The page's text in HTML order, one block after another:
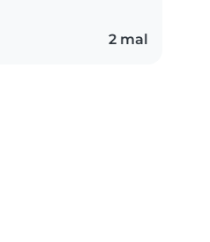
2 mal